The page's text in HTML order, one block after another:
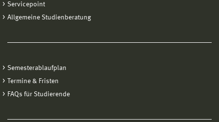
Servicepoint
Allgemeine Studienberatung
Semesterablaufplan
Termine & Fristen
FAQs für Studierende